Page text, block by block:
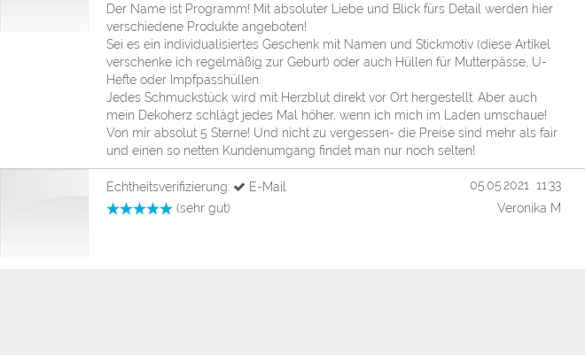
Der Name ist Programm! Mit absoluter Liebe und Blick fürs Detail werden hier
verschiedene Produkte angeboten!
Sei es ein individualisiertes Geschenk mit Namen und Stickmotiv (diese Artikel
verschenke ich regelmäßig zur Geburt) oder auch Hüllen für Mutterpässe, U-
Hefte oder Impfpasshüllen.
Jedes Schmuckstück wird mit Herzblut direkt vor Ort hergestellt. Aber auch
mein Dekoherz schlägt jedes Mal höher, wenn ich mich im Laden umschaue!
Von mir absolut 5 Sterne! Und nicht zu vergessen- die Preise sind mehr als fair
und einen so netten Kundenumgang findet man nur noch selten!
(sehr gut) Veronika M
05.05.2021 11:33
Echtheitsverifizierung: E-Mail